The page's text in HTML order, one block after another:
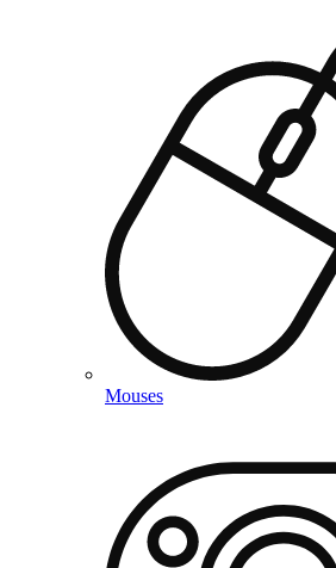
Mouses